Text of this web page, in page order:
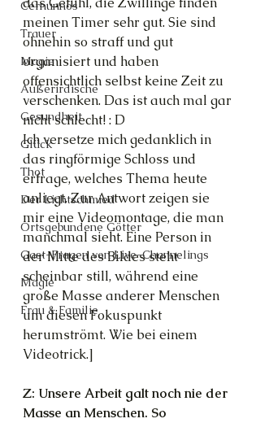
Cernunnos
Trauer
Magie
Außerirdische
Gesundheit
Glück
Thot
Der Lichtschmied
Ortsgebundene Götter
Gast-Fragen von Live-Channelings
Magie
Frau & Familie
meinen Timer sehr gut. Sie sind
ohnehin so straff und gut
organisiert und haben
offensichtlich selbst keine Zeit zu
verschenken. Das ist auch mal gar
nicht schlecht! : D
Ich versetze mich gedanklich in
das ringförmige Schloss und
erfrage, welches Thema heute
anliegt. Zur Antwort zeigen sie
mir eine Videomontage, die man
manchmal sieht. Eine Person in
der Mitte des Bildes steht
scheinbar still, während eine
große Masse anderer Menschen
um diesen Fokuspunkt
herumströmt. Wie bei einem
Videotrick.]
Z: Unsere Arbeit galt noch nie der
Masse an Menschen. So